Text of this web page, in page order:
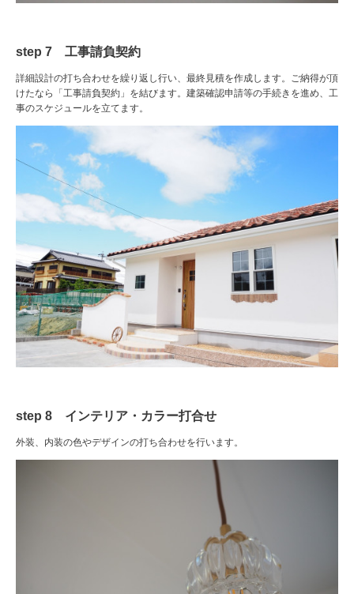
step 7 工事請負契約
詳細設計の打ち合わせを繰り返し行い、最終見積を作成します。ご納得が頂
けたなら「工事請負契約」を結びます。建築確認申請等の手続きを進め、工
事のスケジュールを立てます。
step 8 インテリア・カラー打合せ
外装、内装の色やデザインの打ち合わせを行います。